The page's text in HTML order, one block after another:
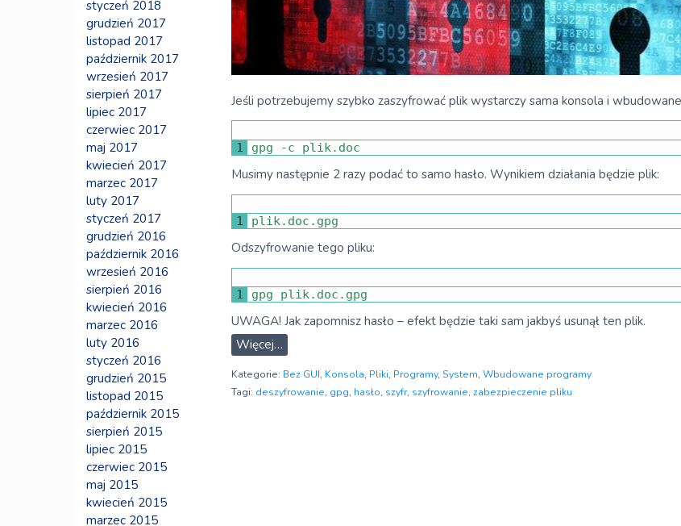
Jeśli potrzebujemy szybko zaszyfrować plik wystarczy sama konsola i
1 gpg -c plik. doc
Musimy następnie 2 razy podać to samo hasło. Wynikiem działania będzie plik:
1 plik. doc . gpg
Odszyfrowanie tego pliku:
1 gpg plik. doc . gpg
UWAGA! Jak zapomnisz hasło – efekt będzie taki sam jakbyś usunął ten plik.
Więcej…
Kategorie: Bez GUI, Konsola, Pliki, Programy, System, Wbudowane programy
Tagi: deszyfrowanie, gpg, hasło, szyfr, szyfrowanie, zabezpieczenie pliku
styczeń 2018
grudzień 2017
listopad 2017
październik 2017
wrzesień 2017
sierpień 2017
lipiec 2017
czerwiec 2017
maj 2017
kwiecień 2017
marzec 2017
luty 2017
styczeń 2017
grudzień 2016
październik 2016
wrzesień 2016
sierpień 2016
kwiecień 2016
marzec 2016
luty 2016
styczeń 2016
grudzień 2015
listopad 2015
październik 2015
sierpień 2015
lipiec 2015
czerwiec 2015
maj 2015
kwiecień 2015
marzec 2015